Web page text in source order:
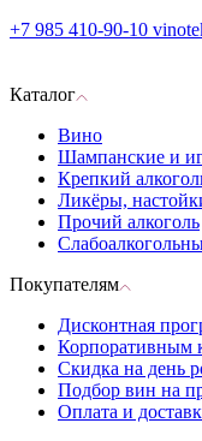
+7 985 410-90-10
Каталог
Вино
Шампанские и
Крепкий
Ликёры,
Прочий алкоголь
Покупателям
Дисконтная
Корпоративным
Скидка на день
Подбор вин на
Оплата и